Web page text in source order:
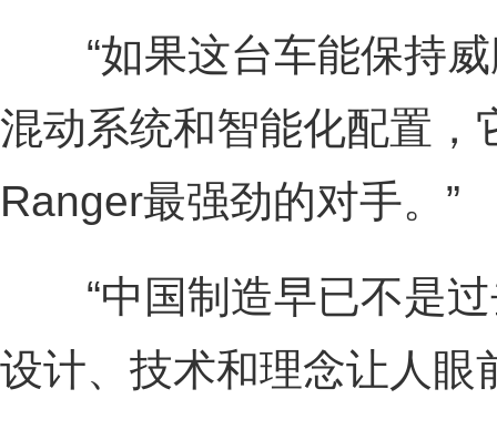
“如果这台车能保持威
混动系统和智能化配置，
Ranger最强劲的对手。”
“中国制造早已不是过
设计、技术和理念让人眼